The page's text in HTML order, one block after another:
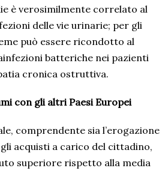
è verosimilmente correlato al
delle vie urinarie; per gli
può essere ricondotto al
batteriche nei pazienti
cronica ostruttiva.
con gli altri Paesi Europei
comprendente sia l’erogazione
gli acquisti a carico del cittadino,
superiore rispetto alla media